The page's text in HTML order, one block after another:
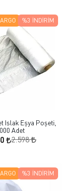
Islak Eşya Poşeti,
Adet
2.598
%3 İNDIRIM
%3 İNDIRIM